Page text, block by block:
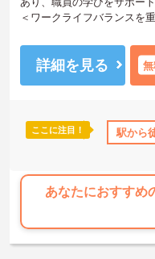
110日以上 高収入 ボ
＜ワークライフバランスを
＜寄り添ったケアの実施＞
提供を目指し、職員の専門
詳細を見る
ここに注目！ 駅から
あなたにおすすめ